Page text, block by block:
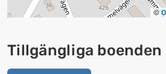
©
Tillgängliga boenden